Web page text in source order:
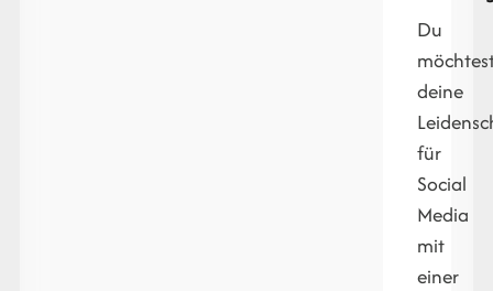
Du
deine
für
Social
Media
mit
einer